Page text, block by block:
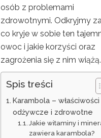
osób z problemami
zdrowotnymi. Odkryjmy
co kryje w sobie ten
owoc i jakie korzyści oraz
zagrożenia się z nim wiążą.
Spis treści
Karambola – właściwości
odżywcze i zdrowotne
Jakie witaminy i
zawiera karambola?